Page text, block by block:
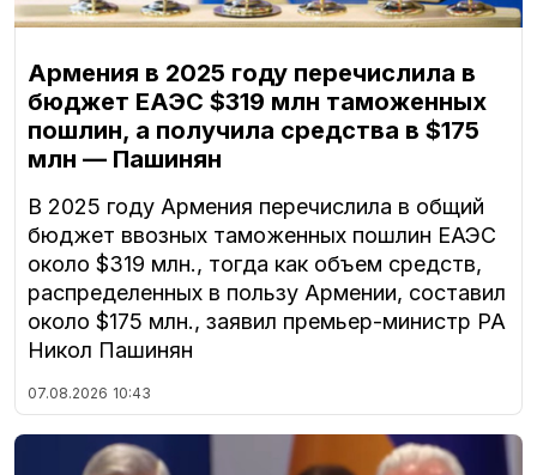
Армения в 2025 году перечислила в
бюджет ЕАЭС $319 млн таможенных
пошлин, а получила средства в $175
млн — Пашинян
В 2025 году Армения перечислила в общий
бюджет ввозных таможенных пошлин ЕАЭС
около $319 млн., тогда как объем средств,
распределенных в пользу Армении, составил
около $175 млн., заявил премьер-министр РА
Никол Пашинян
07.08.2026 10:43